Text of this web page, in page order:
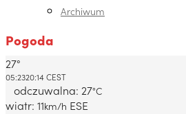
Archiwum
Pogoda
Dabrowa Gornicza, PL
27°
05:2320:14 CEST
odczuwalna: 27°C
wiatr: 11km/h ESE